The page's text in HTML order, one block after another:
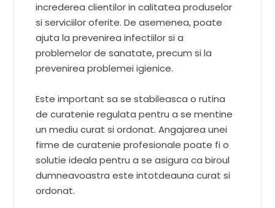
increderea clientilor in calitatea produselor
si serviciilor oferite. De asemenea, poate
ajuta la prevenirea infectiilor si a
problemelor de sanatate, precum si la
prevenirea problemei igienice.
Este important sa se stabileasca o rutina
de curatenie regulata pentru a se mentine
un mediu curat si ordonat. Angajarea unei
firme de curatenie profesionale poate fi o
solutie ideala pentru a se asigura ca biroul
dumneavoastra este intotdeauna curat si
ordonat.